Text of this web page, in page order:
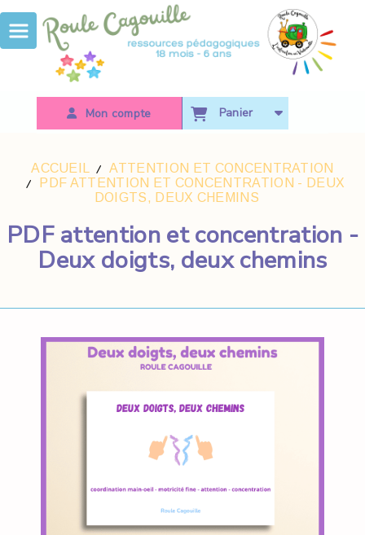
Mon compte Panier
ACCUEIL
ATTENTION ET CONCENTRATION
PDF ATTENTION ET CONCENTRATION - DEUX
DOIGTS, DEUX CHEMINS
PDF attention et concentration -
Deux doigts, deux chemins
Panneau de gestion des cookies